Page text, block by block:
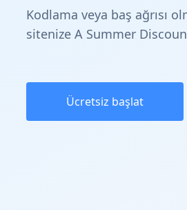
Kodlama veya baş ağrısı
sitenize A Summer
Ücretsiz başlat